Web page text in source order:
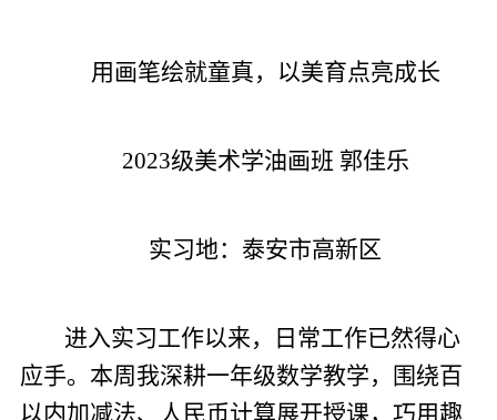
用画笔绘就童真，以美育点亮成长
2023级美术学油画班 郭佳乐
实习地：泰安市高新区
进入实习工作以来，日常工作已然得心
应手。本周我深耕一年级数学教学，围绕百
以内加减法、人民币计算展开授课，巧用趣